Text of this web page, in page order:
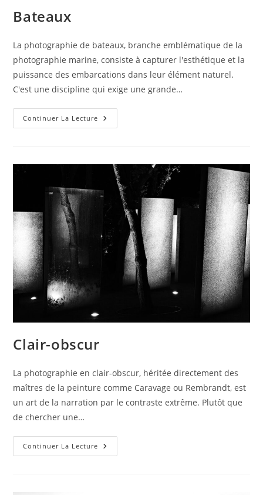
Bateaux
La photographie de bateaux, branche emblématique de la
photographie marine, consiste à capturer l'esthétique et la
puissance des embarcations dans leur élément naturel.
C'est une discipline qui exige une grande…
Continuer La Lecture Bateaux
Clair-obscur
La photographie en clair-obscur, héritée directement des
maîtres de la peinture comme Caravage ou Rembrandt, est
un art de la narration par le contraste extrême. Plutôt que
de chercher une…
Continuer La Lecture Clair-
Obscur